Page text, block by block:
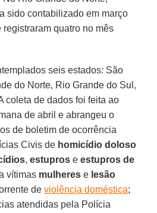
sido contabilizado em março
quatro no mês
seis estados: São
do Norte, Rio Grande do Sul,
coleta de dados foi feita ao
de abril e abrangeu o
de boletim de ocorrência
Civis de homicídio doloso
,estupros eestupros de
vítimas mulheres e lesão
deviolência doméstica;
atendidas pela Polícia